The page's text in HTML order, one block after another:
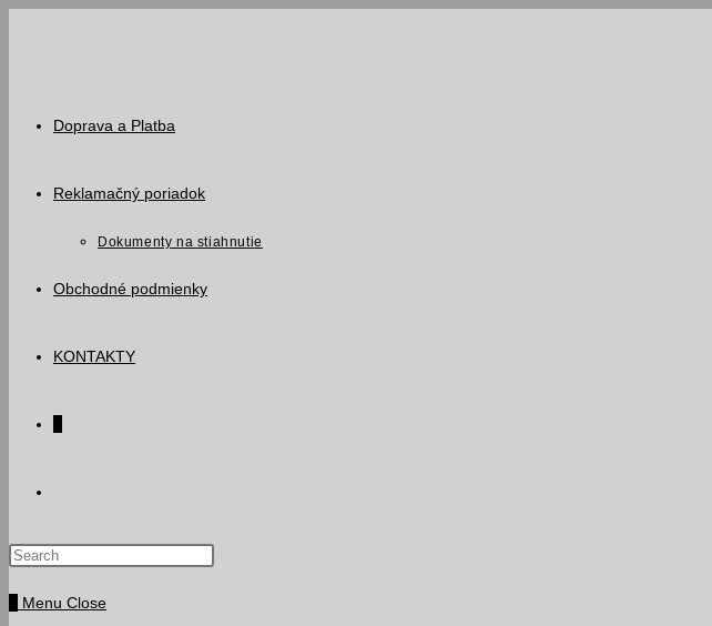
Doprava a Platba
Reklamačný poriadok
Dokumenty na stiahnutie
Obchodné podmienky
KONTAKTY
website
Menu Close